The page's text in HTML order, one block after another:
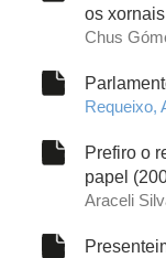
os
Chus
Requeixo,
Prefiro o
papel
Araceli